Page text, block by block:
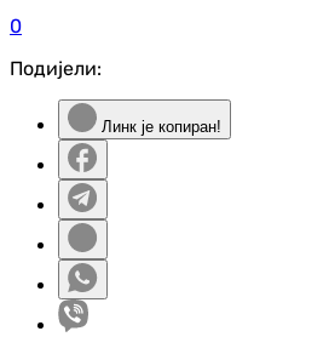
0
Подијели:
Линк је копиран!